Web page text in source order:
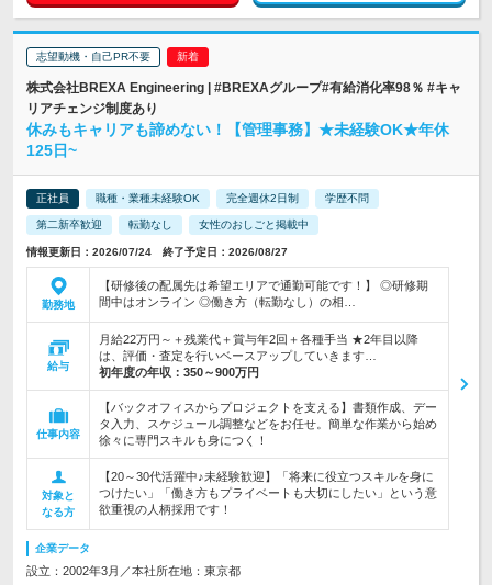
志望動機・自己PR不要
株式会社BREXA Engineering | #BREXAグループ#有給消化率98％ #キャ
リアチェンジ制度あり
休みもキャリアも諦めない！【管理事務】★未経験OK★年休
125日~
正社員 職種・業種未経験OK 完全週休2日制 学歴不問
第二新卒歓迎 転勤なし 女性のおしごと掲載中
情報更新日：2026/07/24 終了予定日：2026/08/27
勤務地
【研修後の配属先は希望エリアで通勤可能です！】 ◎研修期
間中はオンライン ◎働き方（転勤なし）の相…
給与
月給22万円～＋残業代＋賞与年2回＋各種手当 ★2年目以降
は、評価・査定を行いベースアップしていきます…
初年度の年収： 350～900万円
仕事内容
【バックオフィスからプロジェクトを支える】書類作成、デー
タ入力、スケジュール調整などをお任せ。簡単な作業から始め
徐々に専門スキルも身につく！
対象と
なる方
【20～30代活躍中♪未経験歓迎】「将来に役立つスキルを身に
つけたい」「働き方もプライベートも大切にしたい」という意
欲重視の人柄採用です！
企業データ
設立：2002年3月／本社所在地：東京都